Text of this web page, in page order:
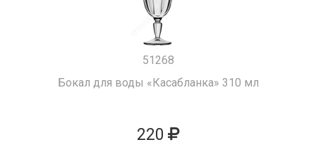
51268
Бокал для воды «Касабланка» 310 мл
220